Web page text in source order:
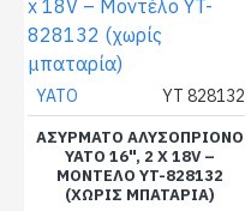
YATO YT 828132
ΑΣΎΡΜΑΤΟ ΑΛΥΣΟΠΡΊΟΝΟ
YATO 16", 2 X 18V –
ΜΟΝΤΈΛΟ YT-828132
(ΧΩΡΊΣ ΜΠΑΤΑΡΊΑ)